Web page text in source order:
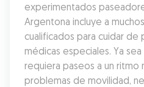
experimentados
Argentona incluye a
cualificados para cuidar
médicas especiales. Ya
requiera paseos a un
problemas de movilidad,